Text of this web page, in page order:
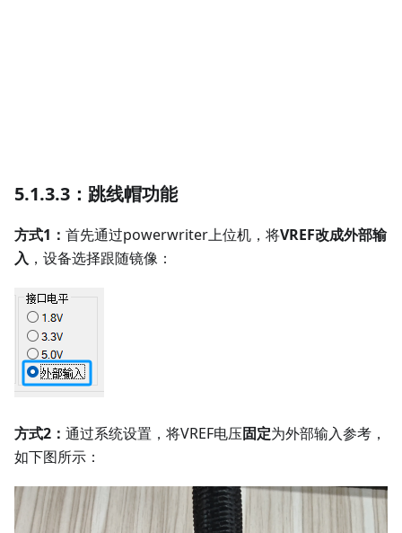
5.1.3.3：跳线帽功能
方式1： 首先通过powerwriter上位机，将VREF改成外部输
入 ，设备选择跟随镜像：
方式2： 通过系统设置，将VREF电压固定为外部输入参考，
如下图所示：